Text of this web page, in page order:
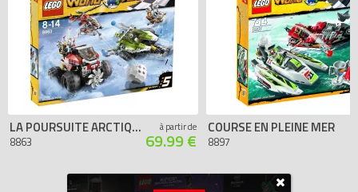
LA POURSUITE ARCTIQUE
8863
à partir de
69.99 €
COURSE EN PLEINE MER
8897